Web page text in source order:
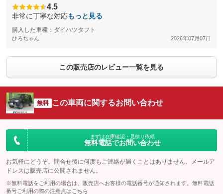
4.5
非常に丁寧な対応もっと見る
購入した車種：ダイハツタフト
ひろちゃん 2026年07月07日
この販売店のレビュー一覧を見る
無料 この車両に関するお問い合わせ
まずは在庫確認・見積り依頼
無料電話でお問い合わせ
お気軽にどうぞ。問合せ後に何度もご連絡が届くことはありません。メールア
ドレスは販売店に公開されません。
※無料電話をご利用の場合は、販売店へお客様の電話番号が通知されます。無料電話
番号ご利用の際の注意点は こちら